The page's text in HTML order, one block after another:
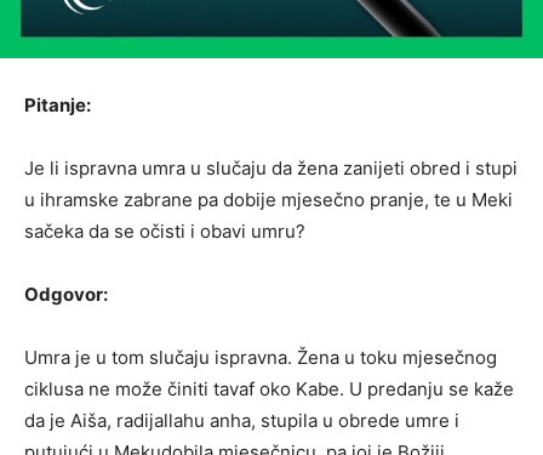
Pitanje:
Je li ispravna umra u slučaju da žena zanijeti obred i stupi
u ihramske zabrane pa dobije mjesečno pranje, te u Meki
sačeka da se očisti i obavi umru?
Odgovor:
Umra je u tom slučaju ispravna. Žena u toku mjesečnog
ciklusa ne može činiti tavaf oko Kabe. U predanju se kaže
da je Aiša, radijallahu anha, stupila u obrede umre i